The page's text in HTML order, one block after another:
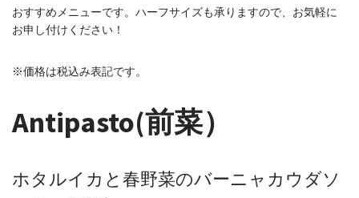
おすすめメニューです。ハーフサイズも承りますので、お気軽に
お申し付けください！
※価格は税込み表記です。
Antipasto(前菜）
ホタルイカと春野菜のバーニャカウダソ